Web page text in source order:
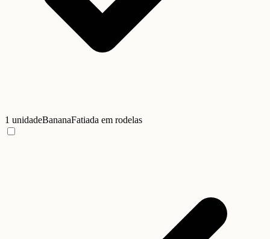
1 unidadeBananaFatiada em rodelas